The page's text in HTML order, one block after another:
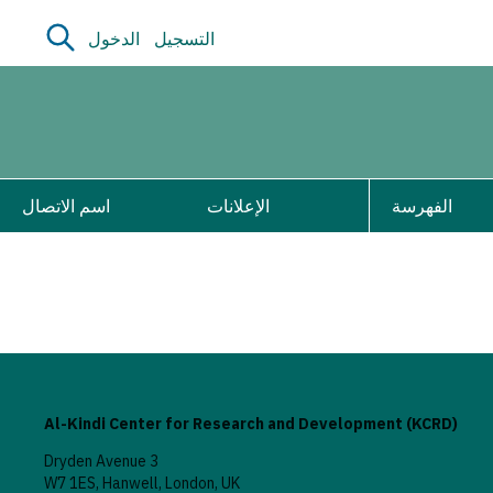
التسجيل الدخول
الفهرسة الإعلانات اسم الاتصال
Al-Kindi Center for Research and Development (KCRD)
3 Dryden Avenue
W7 1ES, Hanwell, London, UK